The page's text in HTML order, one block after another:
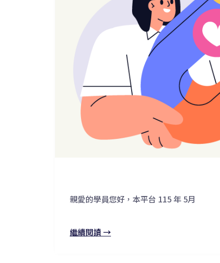
親愛的學員您好，本平台 115 年 5月
繼續閱讀 →